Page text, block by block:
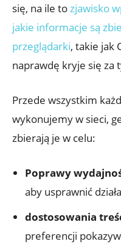
się, ⁢na ile to ​zjawisko
jakie informacje są
przeglądarki,​ takie jak
naprawdę kryje się za
Przede wszystkim
wykonujemy‌ w sieci,
zbierają je w celu:
Poprawy
aby usprawnić
dostosowania
⁢preferencji